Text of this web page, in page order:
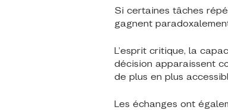
Si certaines tâches
gagnent
L’esprit critique, la
décision apparaissent
de plus en plus
Les échanges ont